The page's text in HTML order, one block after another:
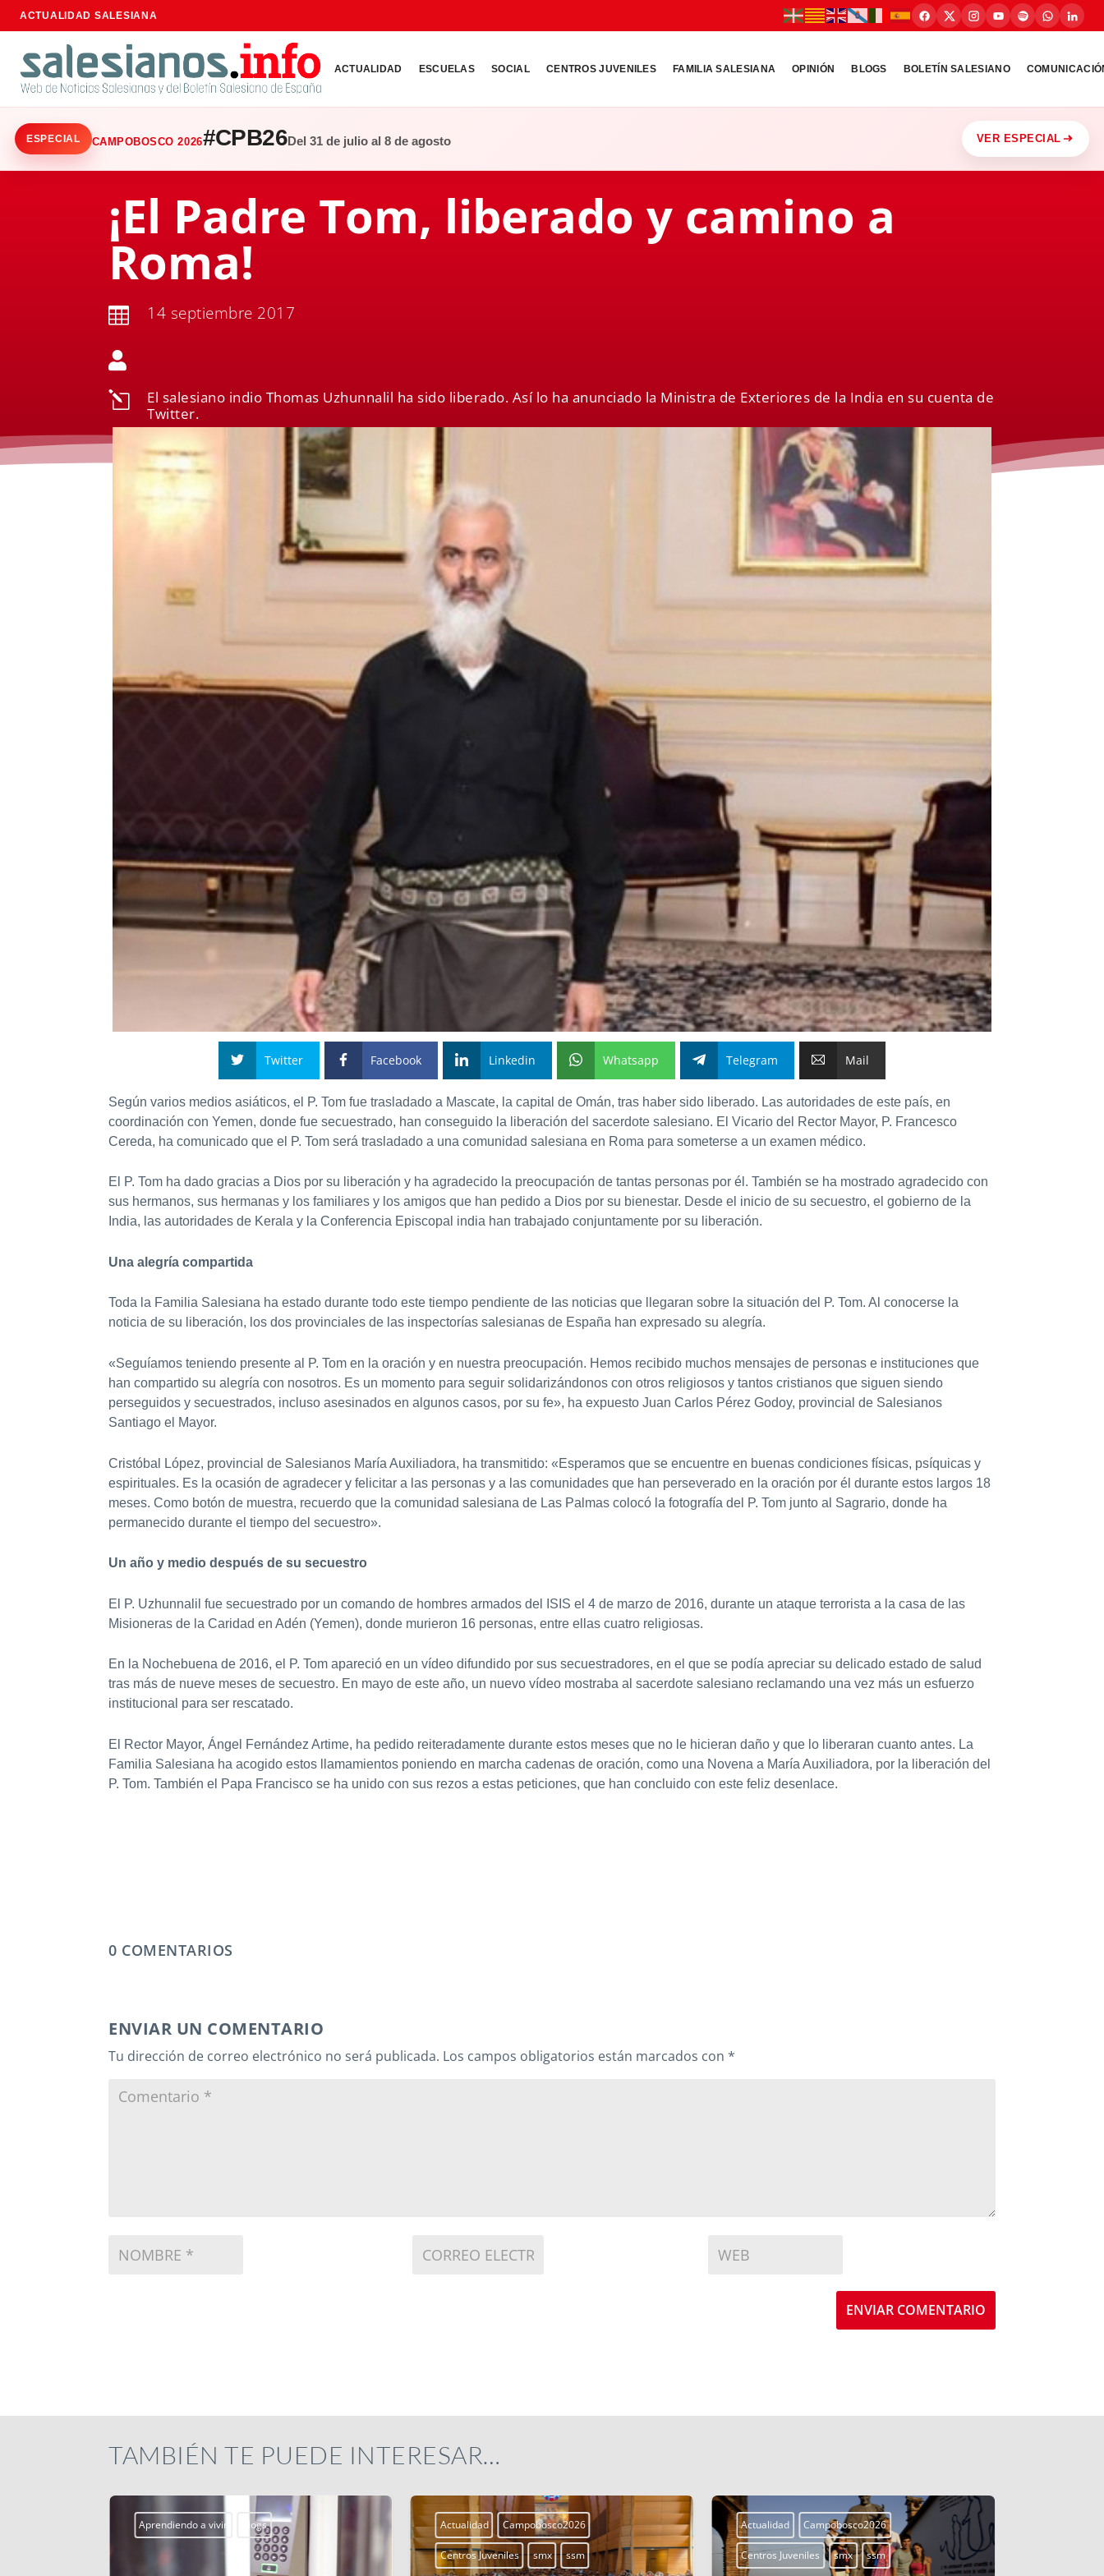
ACTUALIDAD SALESIANA
ACTUALIDAD ESCUELAS SOCIAL CENTROS JUVENILES FAMILIA SALESIANA OPINIÓN BLOGS BOLETÍN SALESIANO
ESPECIAL CAMPOBOSCO 2026#CPB26Del 31 de julio al 8 de agosto VER ESPECIAL
¡El Padre Tom, liberado y camino a
Roma!
 14 septiembre 2017

l
El salesiano indio Thomas Uzhunnalil ha sido liberado. Así lo ha anunciado la Ministra de Exteriores de la India en su cuenta de
Twitter.
Twitter Facebook Linkedin Whatsapp Telegram Mail
Según varios medios asiáticos, el P. Tom fue trasladado a Mascate, la capital de Omán, tras haber sido liberado. Las autoridades de este país, en
coordinación con Yemen, donde fue secuestrado, han conseguido la liberación del sacerdote salesiano. El Vicario del Rector Mayor, P. Francesco
Cereda, ha comunicado que el P. Tom será trasladado a una comunidad salesiana en Roma para someterse a un examen médico.
El P. Tom ha dado gracias a Dios por su liberación y ha agradecido la preocupación de tantas personas por él. También se ha mostrado agradecido con
sus hermanos, sus hermanas y los familiares y los amigos que han pedido a Dios por su bienestar. Desde el inicio de su secuestro, el gobierno de la
India, las autoridades de Kerala y la Conferencia Episcopal india han trabajado conjuntamente por su liberación.
Una alegría compartida
Toda la Familia Salesiana ha estado durante todo este tiempo pendiente de las noticias que llegaran sobre la situación del P. Tom. Al conocerse la
noticia de su liberación, los dos provinciales de las inspectorías salesianas de España han expresado su alegría.
«Seguíamos teniendo presente al P. Tom en la oración y en nuestra preocupación. Hemos recibido muchos mensajes de personas e instituciones que
han compartido su alegría con nosotros. Es un momento para seguir solidarizándonos con otros religiosos y tantos cristianos que siguen siendo
perseguidos y secuestrados, incluso asesinados en algunos casos, por su fe», ha expuesto Juan Carlos Pérez Godoy, provincial de Salesianos
Santiago el Mayor.
Cristóbal López, provincial de Salesianos María Auxiliadora, ha transmitido: «Esperamos que se encuentre en buenas condiciones físicas, psíquicas y
espirituales. Es la ocasión de agradecer y felicitar a las personas y a las comunidades que han perseverado en la oración por él durante estos largos 18
meses. Como botón de muestra, recuerdo que la comunidad salesiana de Las Palmas colocó la fotografía del P. Tom junto al Sagrario, donde ha
permanecido durante el tiempo del secuestro».
Un año y medio después de su secuestro
El P. Uzhunnalil fue secuestrado por un comando de hombres armados del ISIS el 4 de marzo de 2016, durante un ataque terrorista a la casa de las
Misioneras de la Caridad en Adén (Yemen), donde murieron 16 personas, entre ellas cuatro religiosas.
En la Nochebuena de 2016, el P. Tom apareció en un vídeo difundido por sus secuestradores, en el que se podía apreciar su delicado estado de salud
tras más de nueve meses de secuestro. En mayo de este año, un nuevo vídeo mostraba al sacerdote salesiano reclamando una vez más un esfuerzo
institucional para ser rescatado.
El Rector Mayor, Ángel Fernández Artime, ha pedido reiteradamente durante estos meses que no le hicieran daño y que lo liberaran cuanto antes. La
Familia Salesiana ha acogido estos llamamientos poniendo en marcha cadenas de oración, como una Novena a María Auxiliadora, por la liberación del
P. Tom. También el Papa Francisco se ha unido con sus rezos a estas peticiones, que han concluido con este feliz desenlace.
0 COMENTARIOS
ENVIAR UN COMENTARIO
Tu dirección de correo electrónico no será publicada. Los campos obligatorios están marcados con *
ENVIAR COMENTARIO
TAMBIÉN TE PUEDE INTERESAR…
Aprendiendo a vivir Blogs Actualidad Campobosco2026
Centros Juveniles smx ssm
Actualidad Campobosco2026
Centros Juveniles smx ssm